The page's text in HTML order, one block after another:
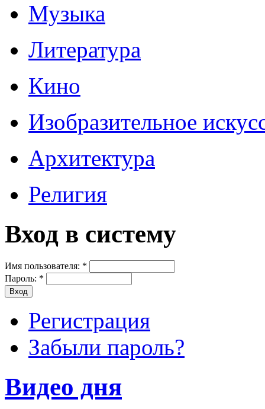
Музыка
Литература
Кино
Изобразительное
Архитектура
Религия
Вход в систему
Имя пользователя: *
Пароль: *
Регистрация
Забыли пароль?
Видео дня